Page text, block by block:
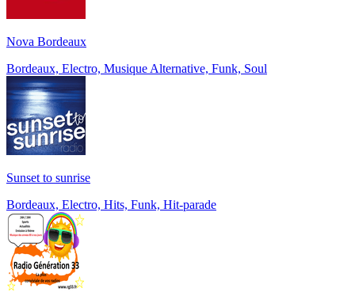
Nova Bordeaux
Bordeaux, Electro, Musique Alternative, Funk, Soul
Sunset to sunrise
Bordeaux, Electro, Hits, Funk, Hit-parade